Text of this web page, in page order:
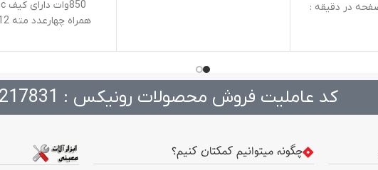
در دقیقه :
متر . وزن : 1.4 کیلوگرم .
16 میلیمتر . وزن : 3.7 کیلوگرم .
نوع بسته ‌بندی : کیف ضد ضربه
BMC . متعلقات : یک جفت ذغال
همراه چهارعدد مته 7.8.10.12
کد عاملیت فروش محصولات رونیکس : 217831
چگونه میتوانیم کمکتان کنیم؟